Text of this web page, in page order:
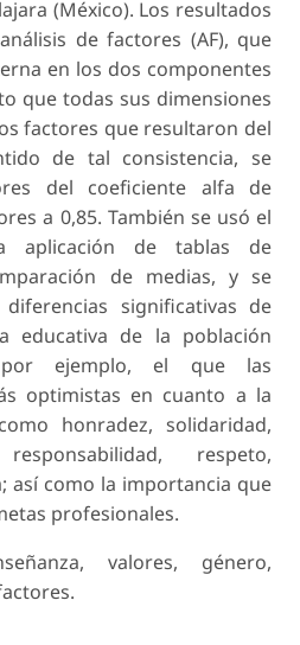
(México). Los resultados
de factores (AF), que
en los dos componentes
que todas sus dimensiones
factores que resultaron del
de tal consistencia, se
del coeficiente alfa de
a 0,85. También se usó el
aplicación de tablas de
de medias, y se
significativas de
educativa de la población
por ejemplo, el que las
optimistas en cuanto a la
honradez, solidaridad,
respeto,
así como la importancia que
profesionales.
valores, género,